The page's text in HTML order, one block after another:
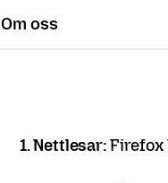
Om oss
1. Nettlesar:Firefox